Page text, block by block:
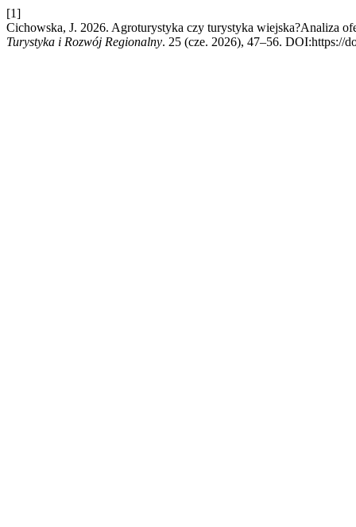
[1]
Cichowska, J. 2026. Agroturystyka czy turystyka wiejska?Analiza
Turystyka i Rozwój Regionalny. 25 (cze. 2026), 47–56. DOI:https://